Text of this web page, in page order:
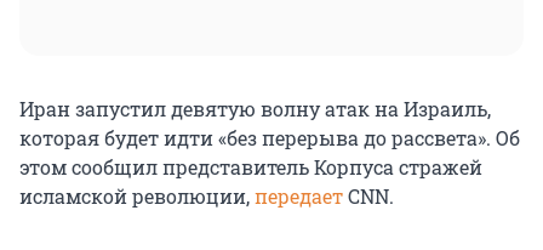
Иран запустил девятую волну атак на Израиль,
которая будет идти «без перерыва до рассвета». Об
этом сообщил представитель Корпуса стражей
исламской революции,передаетCNN.